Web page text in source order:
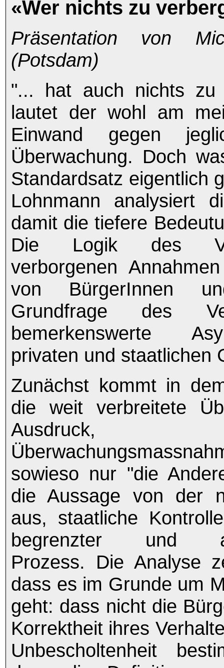
«Wer nichts zu
Präsentation von
(Potsdam)
"... hat auch nichts zu
lautet der wohl am
Einwand gegen
Überwachung. Doch
Standardsatz eigentlich
Lohnmann analysiert
damit die tiefere
Die Logik des
verborgenen
von BürgerInnen
Grundfrage des
bemerkenswerte
privaten und staatlichen
Zunächst kommt in
die weit verbreitete
sowieso nur "die
die Aussage von der
aus, staatliche
begrenzter und
Prozess. Die Analyse
dass es im Grunde um
geht: dass nicht die
Korrektheit ihres
Unbescholtenheit